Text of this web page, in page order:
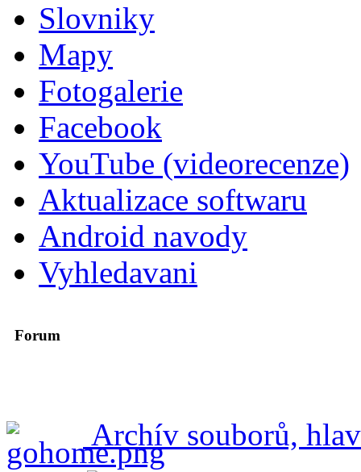
Slovniky
Mapy
Fotogalerie
Facebook
YouTube (videorecenze)
Aktualizace softwaru
Android navody
Vyhledavani
Forum
Archív souborů,